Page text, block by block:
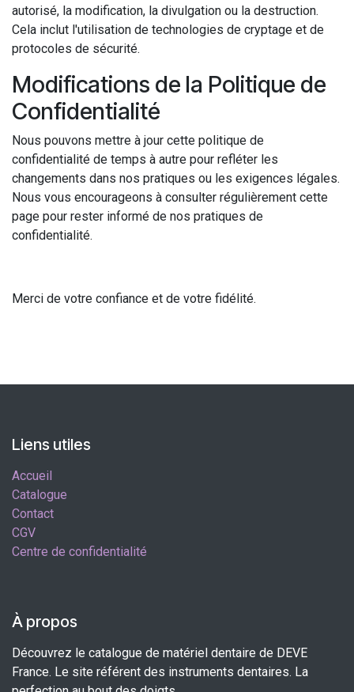
autorisé, la modification, la divulgation ou la destruction.
Cela inclut l'utilisation de technologies de cryptage et de
protocoles de sécurité.
Modifications de la Politique de
Confidentialité
Nous pouvons mettre à jour cette politique de
confidentialité de temps à autre pour refléter les
changements dans nos pratiques ou les exigences légales.
Nous vous encourageons à consulter régulièrement cette
page pour rester informé de nos pratiques de
confidentialité.
Merci de votre confiance et de votre fidélité.
Liens utiles
Accueil
Catalogue
Contact
CGV
Centre de confidentialité
À propos
Découvrez le catalogue de matériel dentaire de DEVE
France. Le site référent des instruments dentaires. La